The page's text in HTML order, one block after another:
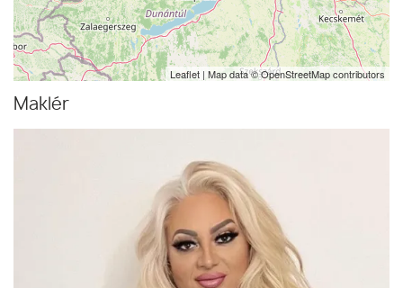
Leaflet | Map data ©OpenStreetMapcontributors
Maklér